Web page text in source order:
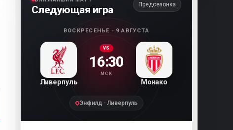
Следующая игра Предсезонка
ВОСКРЕСЕНЬЕ · 9 АВГУСТА
Ливерпуль
VS
16:30
МСК
Монако
Энфилд · Ливерпуль